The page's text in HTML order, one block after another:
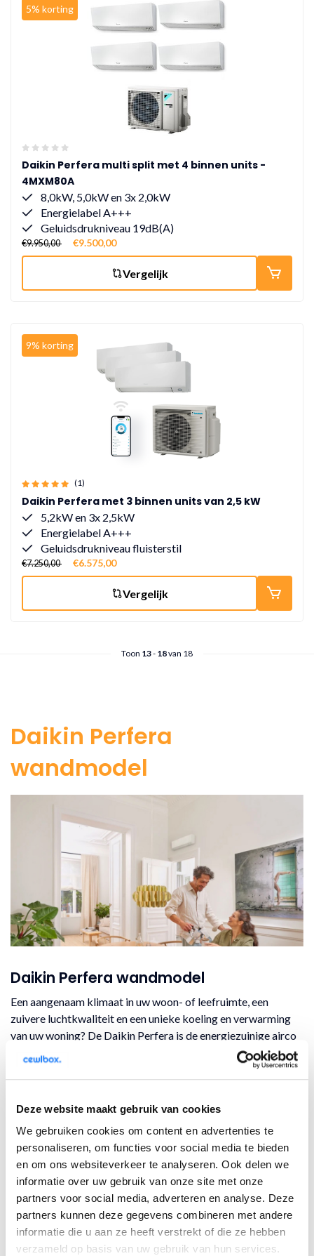
Deze website maakt gebruik van cookies
We gebruiken cookies om content en advertenties te
personaliseren, om functies voor social media te bieden
en om ons websiteverkeer te analyseren. Ook delen we
informatie over uw gebruik van onze site met onze
partners voor social media, adverteren en analyse. Deze
partners kunnen deze gegevens combineren met andere
informatie die u aan ze heeft verstrekt of die ze hebben
verzameld op basis van uw gebruik van hun services.
5% korting
Daikin Perfera multi split met 4 binnen units -
4MXM80A
8,0kW, 5,0kW en 3x 2,0kW
Energielabel A+++
Geluidsdrukniveau 19dB(A)
€9.950,00 €9.500,00
Vergelijk
9% korting
(1)
Daikin Perfera met 3 binnen units van 2,5 kW
5,2kW en 3x 2,5kW
Energielabel A+++
Geluidsdrukniveau fluisterstil
€7.250,00 €6.575,00
Vergelijk
Toon 13- 18van 18
Daikin Perfera
wandmodel
Daikin Perfera wandmodel
Een aangenaam klimaat in uw woon- of leefruimte, een
zuivere luchtkwaliteit en een unieke koeling en verwarming
van uw woning? De Daikin Perfera is de energiezuinige airco
waarmee u eenvoudig een comfortabel klimaat in uw
woonruimte creëert. De Perfera is een innovatief en
een optimale luchtstroom. Het stijlvolle ontwerp is
ruimtebesparend en past daardoor in iedere ruimte. Naast
het stijlvolle design biedt de Daikin Perfera talloze
innovatieve functies, waaronder een unieke
verwarmingsfunctie en een zilverfilter voor luchtzuivering en
allergeenbestrijding. Cewlbox is de specialist in het leveren
en installeren van oplossingen op gebied van klimaattechniek.
Ontdek bij Cewlbox alle voordelige eigenschappen van een
Daikin Perfera airco.